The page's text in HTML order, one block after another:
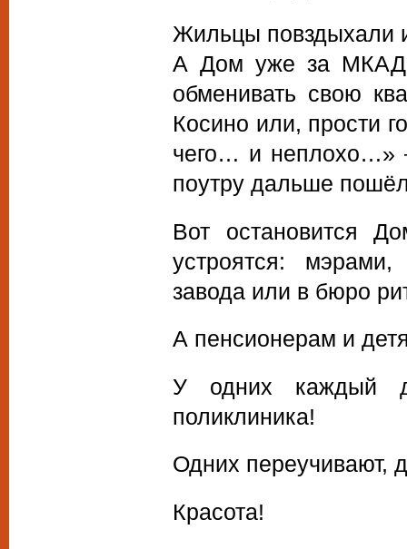
Жильцы повздыхали
А Дом уже за
обменивать свою
Косино или, прости
чего… и неплохо…»
поутру дальше
Вот остановится
устроятся:
завода или в бюро
А пенсионерам и
У одних каждый
поликлиника!
Одних переучивают,
Красота!